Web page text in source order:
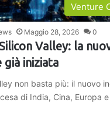
Venture
Maggio 28, 2026 0
Valley: la
già iniziata
non basta più: il nuovo
di India, Cina, Europa